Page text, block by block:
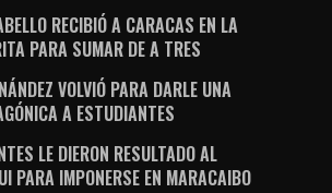
RECIBIÓ A CARACAS EN LA
PARA SUMAR DE A TRES
VOLVIÓ PARA DARLE UNA
A ESTUDIANTES
LE DIERON RESULTADO AL
PARA IMPONERSE EN MARACAIBO